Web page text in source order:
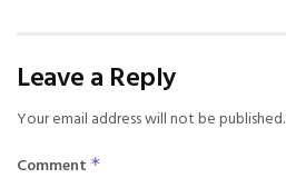
Leave a Reply
Your email address will not be published.
Comment *